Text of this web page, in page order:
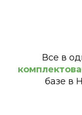
Все в
базе в